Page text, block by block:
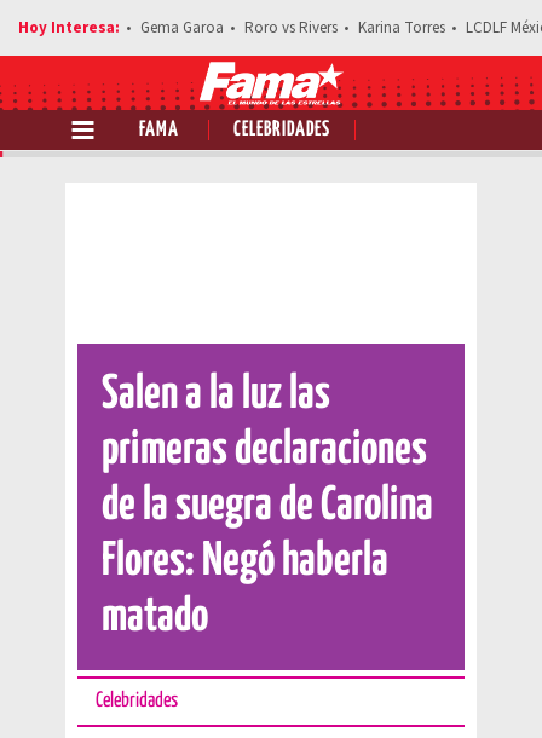
Gema Garoa Roro vs Rivers Karina Torres LCDLF
FAMA CELEBRIDADES
Comparte esta noticia
Salen a la luz las
primeras declaraciones
de la suegra de Carolina
Flores: Negó haberla
matado
Celebridades